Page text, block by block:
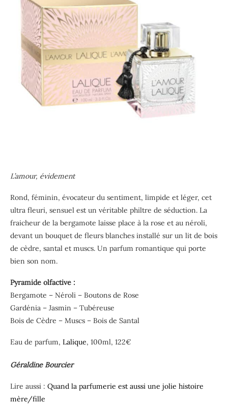
L’amour, évidement
Rond, féminin, évocateur du sentiment, limpide et léger, cet
ultra fleuri, sensuel est un véritable philtre de séduction. La
fraicheur de la bergamote laisse place à la rose et au néroli,
devant un bouquet de fleurs blanches installé sur un lit de bois
de cèdre, santal et muscs. Un parfum romantique qui porte
bien son nom.
Pyramide olfactive :
Bergamote – Néroli – Boutons de Rose
Gardénia – Jasmin – Tubéreuse
Bois de Cèdre – Muscs – Bois de Santal
Eau de parfum, Lalique, 100ml, 122€
Géraldine Bourcier
Lire aussi : Quand la parfumerie est aussi une jolie histoire
mère/fille